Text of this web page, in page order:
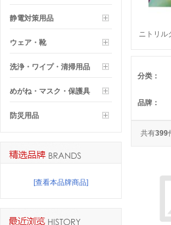
ニトリル
XL | | |
分类：
品牌：
共有399
静電対策用品
ウェア・靴
洗浄・ワイプ・清掃用品
めがね・マスク・保護具
防災用品
[查看本品牌商品]